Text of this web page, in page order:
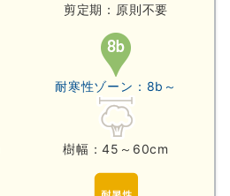
剪定期：原則不要
耐寒性ゾーン：8b～
樹幅：45～60cm